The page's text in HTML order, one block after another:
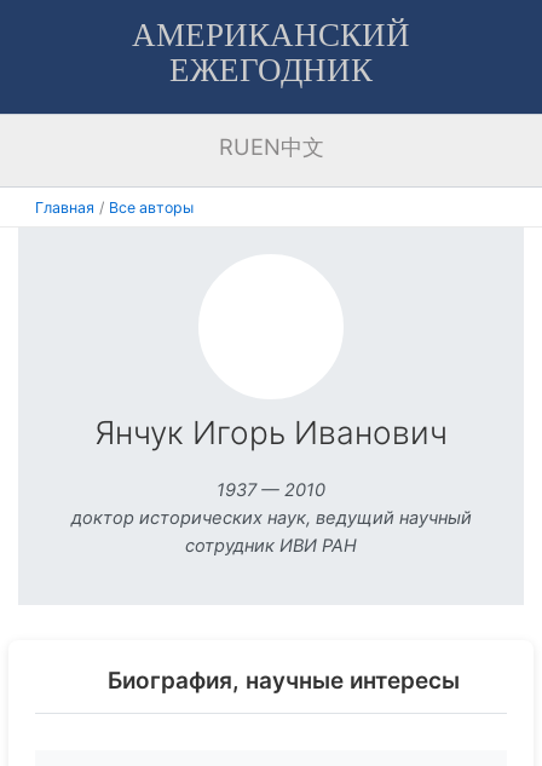
АМЕРИКАНСКИЙ
ЕЖЕГОДНИК
RUEN中文
Главная Все авторы
Янчук Игорь Иванович
1937 — 2010
доктор исторических наук, ведущий научный
сотрудник ИВИ РАН
Биография, научные интересы